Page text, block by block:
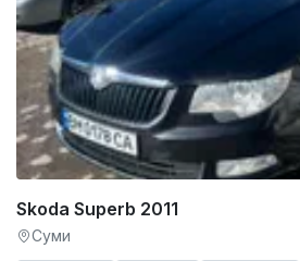
Skoda Superb 2011
Суми